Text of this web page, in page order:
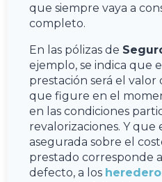
que siempre vaya a
completo.
En las pólizas de
ejemplo, se indica que
prestación será el
que figure en el
en las condiciones
revalorizaciones. Y que
asegurada sobre el
prestado corresponde
defecto, a los